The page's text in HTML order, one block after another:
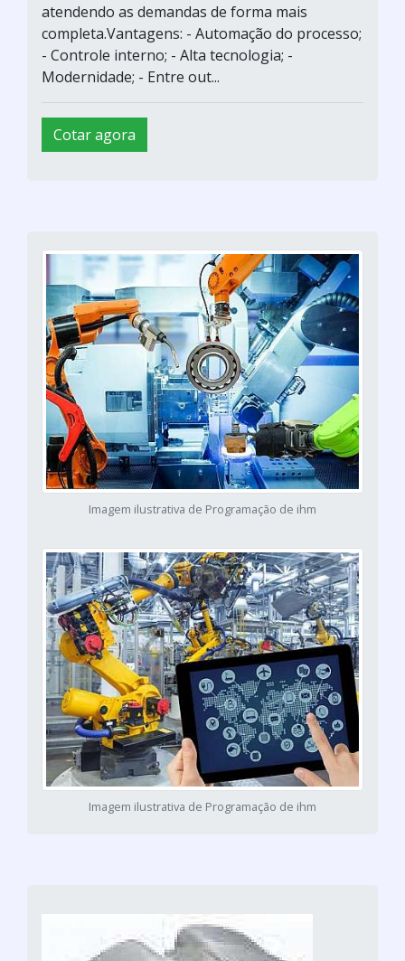
atendendo as demandas de forma mais
completa.Vantagens: - Automação do processo;
- Controle interno; - Alta tecnologia; -
Modernidade; - Entre out...
Cotar agora
Imagem ilustrativa de Programação de ihm
Imagem ilustrativa de Programação de ihm